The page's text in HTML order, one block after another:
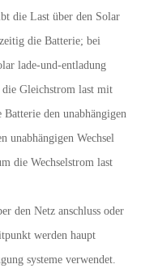
die Last über den Solar
die Batterie; bei
lade-und-entladung
Gleichstrom last mit
den unabhängigen
unabhängigen Wechsel
die Wechselstrom last
den Netz anschluss oder
werden haupt
systeme verwendet.